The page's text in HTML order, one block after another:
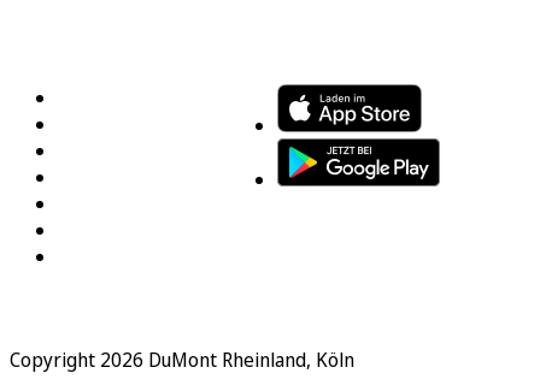
Copyright 2026 DuMont Rheinland, Köln